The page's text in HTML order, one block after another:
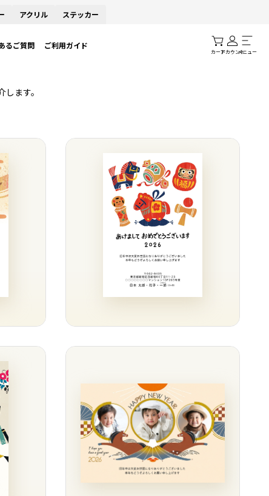
アクリル ステッカー
るご質問 ご利用ガイド
カートアカウントメニュー
ます。